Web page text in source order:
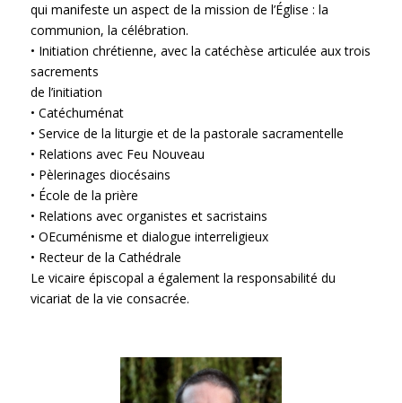
qui manifeste un aspect de la mission de l’Église : la
communion, la célébration.
• Initiation chrétienne, avec la catéchèse articulée aux trois
sacrements
de l’initiation
• Catéchuménat
• Service de la liturgie et de la pastorale sacramentelle
• Relations avec Feu Nouveau
• Pèlerinages diocésains
• École de la prière
• Relations avec organistes et sacristains
• OEcuménisme et dialogue interreligieux
• Recteur de la Cathédrale
Le vicaire épiscopal a également la responsabilité du
vicariat de la vie consacrée.